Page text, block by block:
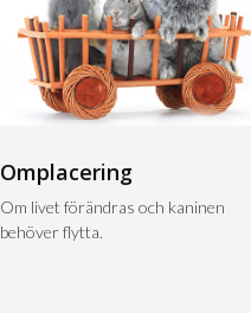
Omplacering
Om livet förändras och kaninen
behöver flytta.